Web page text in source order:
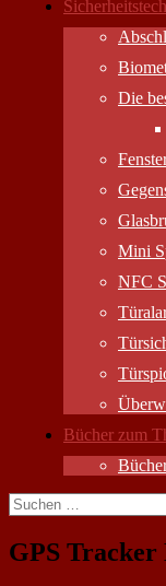
Die
Mini
NFC
Bücher zum
Suchen
nach:
GPS